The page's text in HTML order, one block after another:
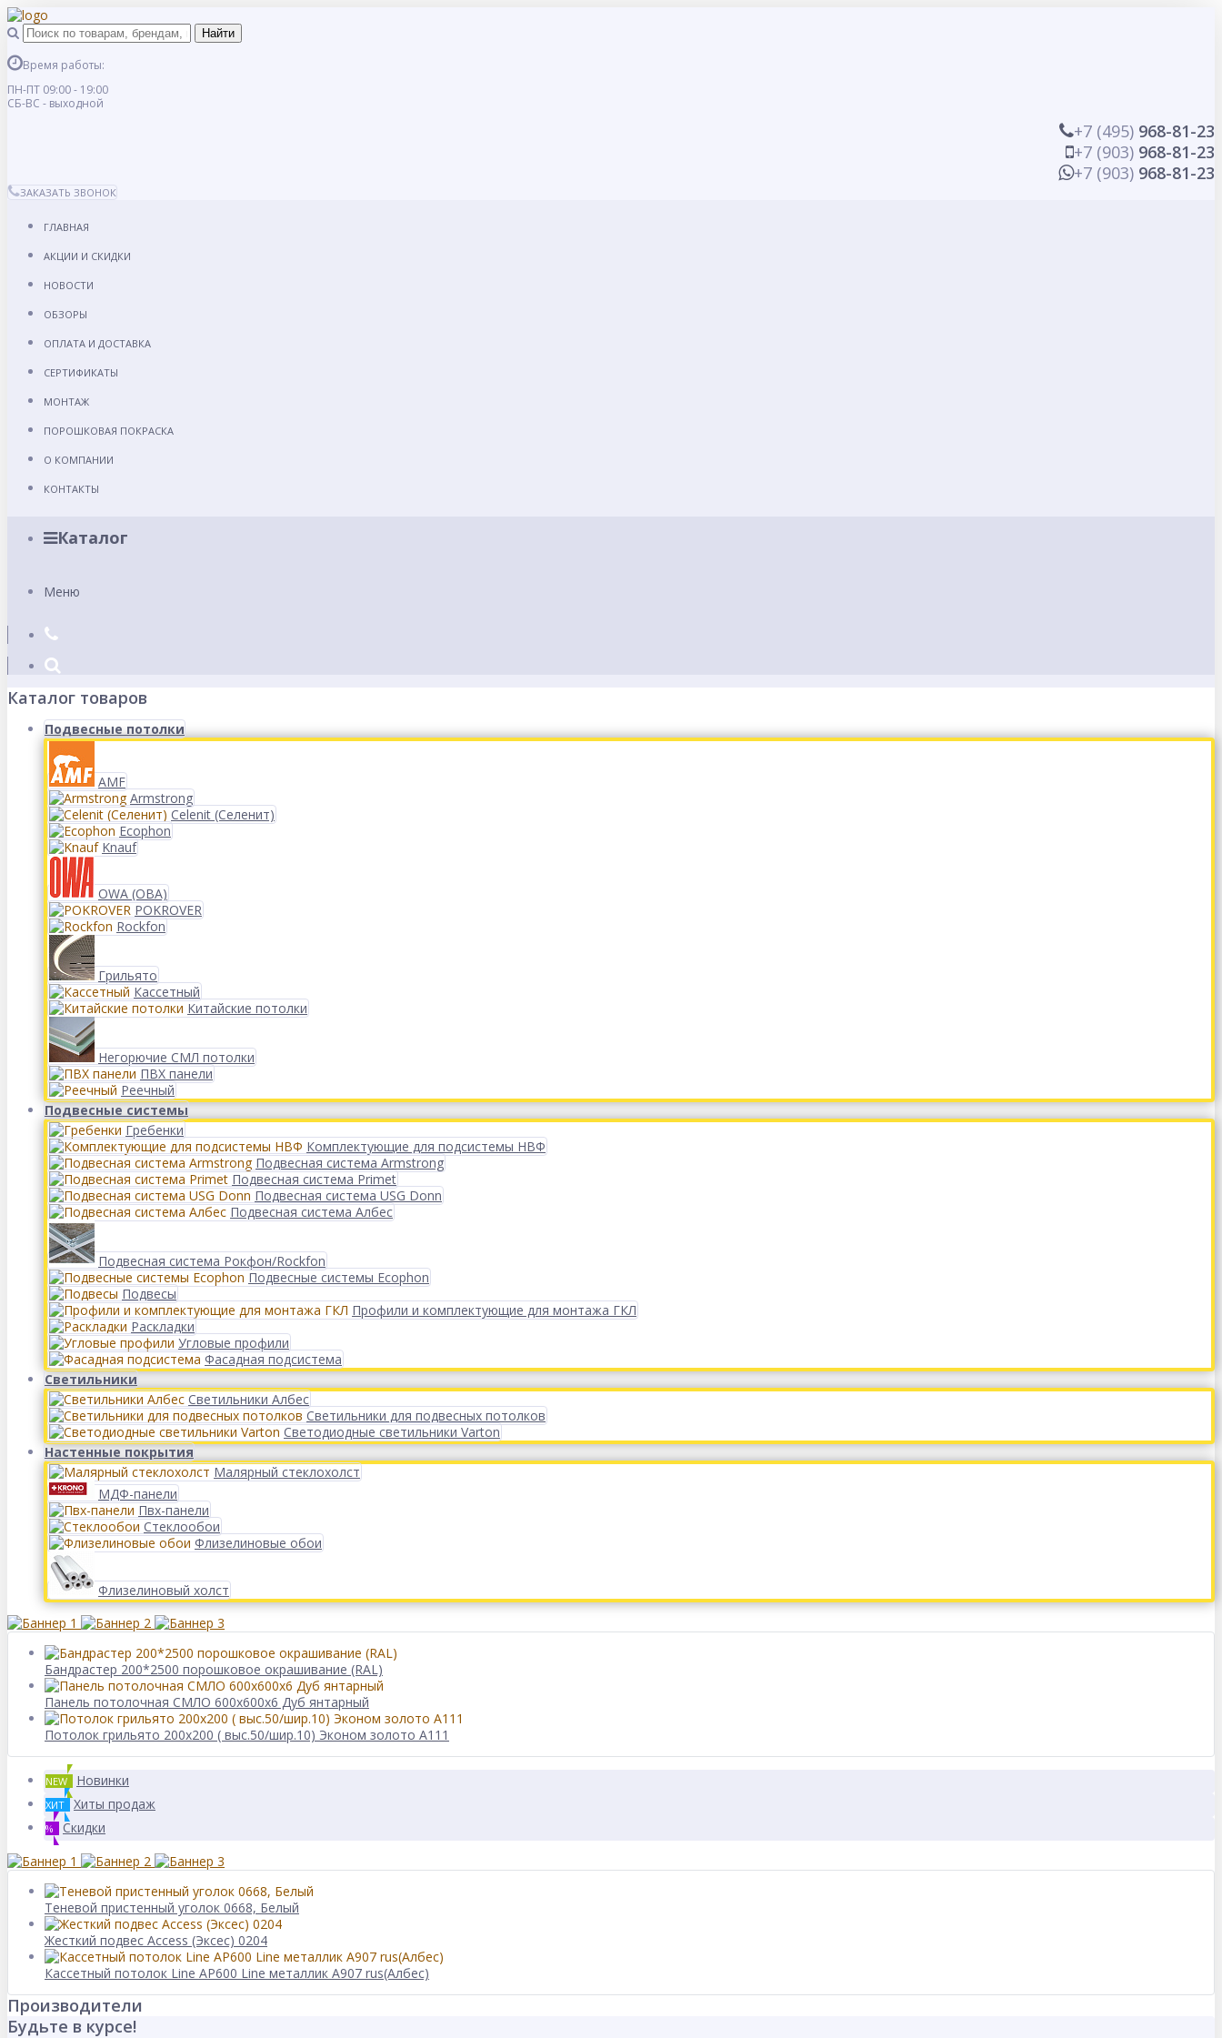
Время работы:
ПН-ПТ 09:00 - 19:00
СБ-ВС - выходной
+7 (495) 968-81-23
+7 (903) 968-81-23
+7 (903) 968-81-23
ЗАКАЗАТЬ ЗВОНОК
ГЛАВНАЯ
АКЦИИ И СКИДКИ
НОВОСТИ
ОБЗОРЫ
ОПЛАТА И ДОСТАВКА
СЕРТИФИКАТЫ
МОНТАЖ
ПОРОШКОВАЯ ПОКРАСКА
О КОМПАНИИ
КОНТАКТЫ
Каталог
Меню
Каталог товаров
Подвесные потолки
AMF
Armstrong
Celenit (Селенит)
Ecophon
Knauf
OWA (ОВА)
POKROVER
Rockfon
Грильято
Кассетный
Китайские потолки
Негорючие СМЛ потолки
ПВХ панели
Реечный
Подвесные системы
Гребенки
Комплектующие для подсистемы НВФ
Подвесная система Armstrong
Подвесная система Primet
Подвесная система USG Donn
Подвесная система Албес
Подвесная система Рокфон/Rockfon
Подвесные системы Ecophon
Подвесы
Профили и комплектующие для монтажа ГКЛ
Раскладки
Угловые профили
Фасадная подсистема
Светильники
Светильники Албес
Светильники для подвесных потолков
Светодиодные светильники Varton
Настенные покрытия
Малярный стеклохолст
МДФ-панели
Пвх-панели
Стеклообои
Флизелиновые обои
Флизелиновый холст
Бандрастер 200*2500 порошковое окрашивание (RAL)
Панель потолочная СМЛО 600x600x6 Дуб янтарный
Потолок грильято 200х200 ( выс.50/шир.10) Эконом золото А111
NEW Новинки
ХИТ Хиты продаж
% Скидки
Теневой пристенный уголок 0668, Белый
Жесткий подвес Access (Эксес) 0204
Кассетный потолок Line AP600 Line металлик А907 rus(Албес)
Производители
Будьте в курсе!